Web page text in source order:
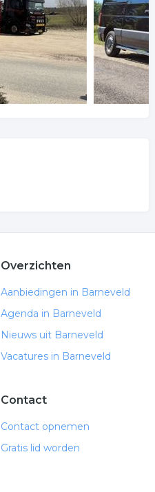
Overzichten
Aanbiedingen in Barneveld
Agenda in Barneveld
Nieuws uit Barneveld
Vacatures in Barneveld
Contact
Contact opnemen
Gratis lid worden